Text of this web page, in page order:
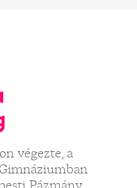
végezte, a